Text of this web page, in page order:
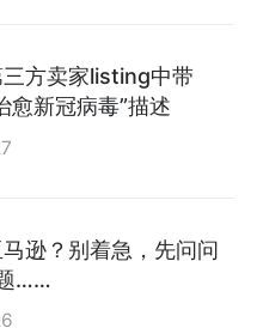
方卖家listing中带
愈新冠病毒”描述
逊？别着急，先问问
……